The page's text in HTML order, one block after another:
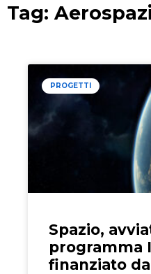
Tag:
PROGETTI
Spazio,
programma
finanziato